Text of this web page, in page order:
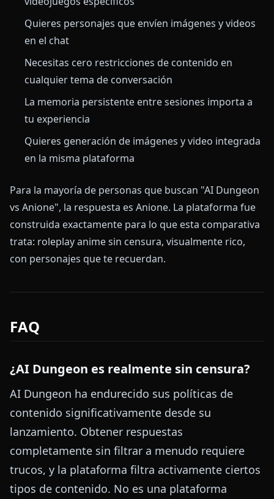
Quieres personajes que envíen imágenes y videos
en el chat
Necesitas cero restricciones de contenido en
cualquier tema de conversación
La memoria persistente entre sesiones importa a
tu experiencia
Quieres generación de imágenes y video integrada
en la misma plataforma
Para la mayoría de personas que buscan "AI Dungeon
vs Anione", la respuesta es Anione. La plataforma fue
construida exactamente para lo que esta comparativa
trata: roleplay anime sin censura, visualmente rico,
con personajes que te recuerdan.
FAQ
¿AI Dungeon es realmente sin censura?
AI Dungeon ha endurecido sus políticas de
contenido significativamente desde su
lanzamiento. Obtener respuestas
completamente sin filtrar a menudo requiere
trucos, y la plataforma filtra activamente ciertos
tipos de contenido. No es una plataforma